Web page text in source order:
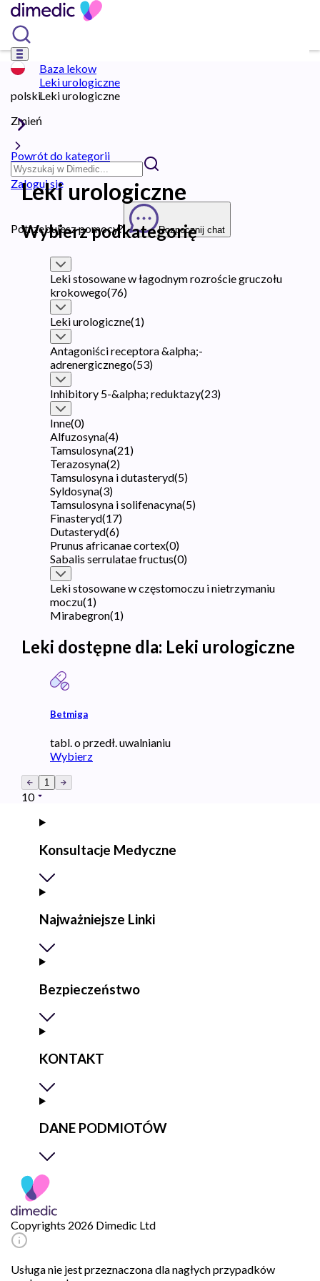
polski
Zmień
Zaloguj się
Potrzebujesz pomocy? Rozpocznij chat
Baza lekow
Leki urologiczne
Leki urologiczne
Powrót do kategorii
Leki urologiczne
Wybierz podkategorię
Leki stosowane w łagodnym rozroście gruczołu
krokowego(76)
Leki urologiczne(1)
Antagoniści receptora &alpha;-
adrenergicznego(53)
Inhibitory 5-&alpha; reduktazy(23)
Inne(0)
Alfuzosyna(4)
Tamsulosyna(21)
Terazosyna(2)
Tamsulosyna i dutasteryd(5)
Syldosyna(3)
Tamsulosyna i solifenacyna(5)
Finasteryd(17)
Dutasteryd(6)
Prunus africanae cortex(0)
Sabalis serrulatae fructus(0)
Leki stosowane w częstomoczu i nietrzymaniu
moczu(1)
Mirabegron(1)
Leki dostępne dla: Leki urologiczne
Betmiga
tabl. o przedł. uwalnianiu
Wybierz
1
10
Konsultacje Medyczne
Najważniejsze Linki
Bezpieczeństwo
KONTAKT
DANE PODMIOTÓW
Copyrights 2026 Dimedic Ltd
Usługa nie jest przeznaczona dla nagłych przypadków